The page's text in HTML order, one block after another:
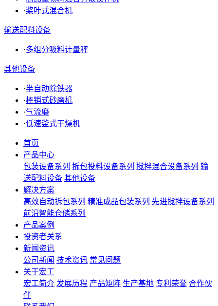
·桨叶式混合机
输送配料设备
·多组分吸料计量秤
其他设备
·半自动除铁器
·棒销式砂磨机
·气流磨
·低速釜式干燥机
首页
产品中心
包装设备系列 拆包投料设备系列 搅拌混合设备系列 输
送配料设备 其他设备
解决方案
高效自动拆包系列 精准成品包装系列 先进搅拌设备系列
前沿智能仓储系列
产品案例
投资者关系
新闻资讯
公司新闻 技术资讯 常见问题
关于宏工
宏工简介 发展历程 产品矩阵 生产基地 专利荣誉 合作伙
伴